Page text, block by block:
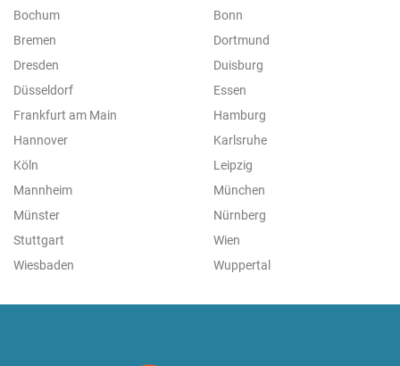
Bochum
Bonn
Bremen
Dortmund
Dresden
Duisburg
Düsseldorf
Essen
Frankfurt am Main
Hamburg
Hannover
Karlsruhe
Köln
Leipzig
Mannheim
München
Münster
Nürnberg
Stuttgart
Wien
Wiesbaden
Wuppertal